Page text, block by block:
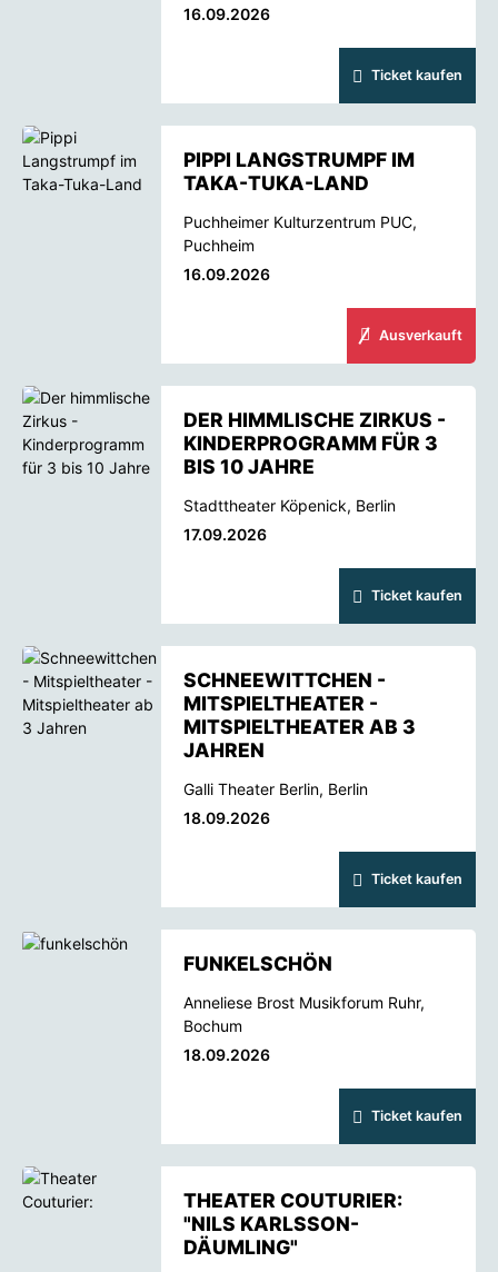
16.09.2026
Ticket kaufen
PIPPI LANGSTRUMPF IM
TAKA-TUKA-LAND
Puchheimer Kulturzentrum PUC,
Puchheim
16.09.2026
Ausverkauft
DER HIMMLISCHE ZIRKUS -
KINDERPROGRAMM FÜR 3
BIS 10 JAHRE
Stadttheater Köpenick, Berlin
17.09.2026
Ticket kaufen
SCHNEEWITTCHEN -
MITSPIELTHEATER -
MITSPIELTHEATER AB 3
JAHREN
Galli Theater Berlin, Berlin
18.09.2026
Ticket kaufen
FUNKELSCHÖN
Anneliese Brost Musikforum Ruhr,
Bochum
18.09.2026
Ticket kaufen
THEATER COUTURIER:
"NILS KARLSSON-
DÄUMLING"